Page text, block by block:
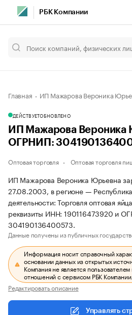
РБК Компании
Главная ИП Мажарова Вероника
ДЕЙСТВУЕТОБНОВЛЕНО
ИП Мажарова Вероника
ОГРНИП:
Оптовая торговля Оптовая торговля
ИП Мажарова Вероника Юрьевна
27.08.2003, в регионе —
деятельности: Торговля оптовая
реквизиты ИНН: 190116473920 и
304190136400573.
Данные получены из публичных
Информация носит справочный
основании данных из открытых
Компания не является
отношений с сервисом РБК Компании.
Редактировать описание
Управлять